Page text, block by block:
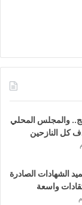
والمجلس المحلي
كل النازحين
الشهادات الصادرة
واسعة